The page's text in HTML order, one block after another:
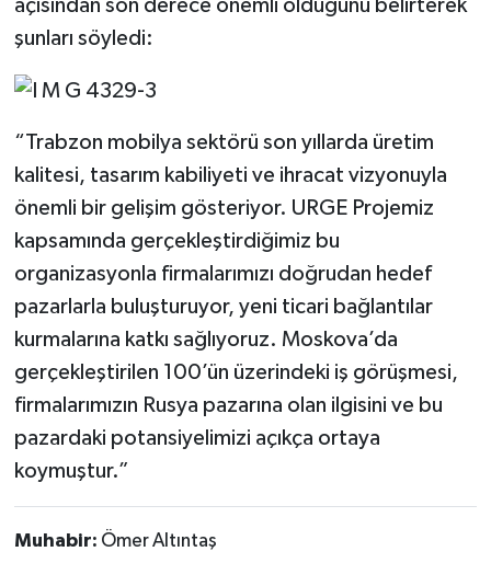
açısından son derece önemli olduğunu belirterek
şunları söyledi:
“Trabzon mobilya sektörü son yıllarda üretim
kalitesi, tasarım kabiliyeti ve ihracat vizyonuyla
önemli bir gelişim gösteriyor. URGE Projemiz
kapsamında gerçekleştirdiğimiz bu
organizasyonla firmalarımızı doğrudan hedef
pazarlarla buluşturuyor, yeni ticari bağlantılar
kurmalarına katkı sağlıyoruz. Moskova’da
gerçekleştirilen 100’ün üzerindeki iş görüşmesi,
firmalarımızın Rusya pazarına olan ilgisini ve bu
pazardaki potansiyelimizi açıkça ortaya
koymuştur.”
Muhabir: Ömer Altıntaş